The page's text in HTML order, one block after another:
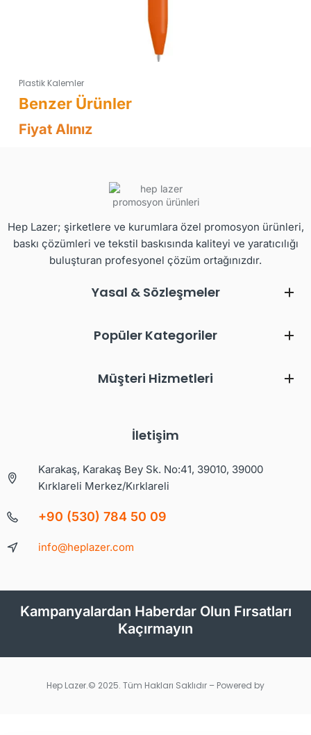
Plastik Kalemler
Fiyat Alınız
Hep Lazer; şirketlere ve kurumlara özel promosyon ürünleri,
baskı çözümleri ve tekstil baskısında kaliteyi ve yaratıcılığı
buluşturan profesyonel çözüm ortağınızdır.
Yasal & Sözleşmeler
Popüler Kategoriler
Müşteri Hizmetleri
İletişim
Karakaş, Karakaş Bey Sk. No:41, 39010, 39000
Kırklareli Merkez/Kırklareli
+90 (530) 784 50 09
info@heplazer.com
Kampanyalardan Haberdar Olun Fırsatları
Kaçırmayın
Hep Lazer.© 2025. Tüm Hakları Saklıdır – Powered by